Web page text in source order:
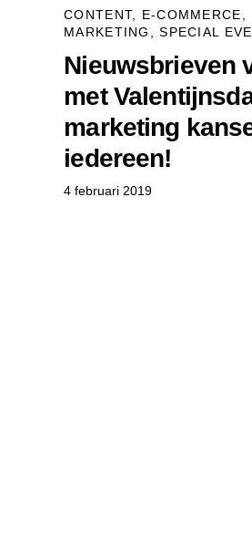
CONTENT, E-COMMERCE,
MARKETING ,SPECIAL
Nieuwsbrieven
met
marketing
iedereen!
4 februari 2019